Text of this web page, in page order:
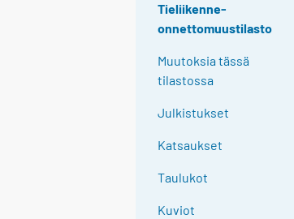
Tieliikenne-
onnettomuustilasto
Muutoksia tässä
tilastossa
Julkistukset
Katsaukset
Taulukot
Kuviot